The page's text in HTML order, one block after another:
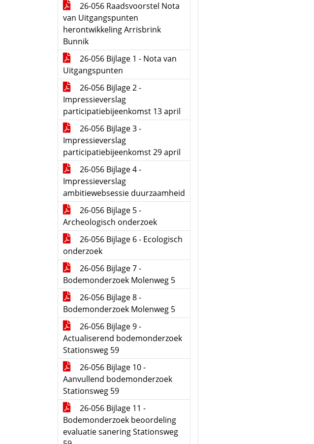
26-056 Raadsvoorstel Nota
van Uitgangspunten
herontwikkeling Arrisbrink
Bunnik
26-056 Bijlage 1 - Nota van
Uitgangspunten
26-056 Bijlage 2 -
Impressieverslag
participatiebijeenkomst 13 april
26-056 Bijlage 3 -
Impressieverslag
participatiebijeenkomst 29 april
26-056 Bijlage 4 -
Impressieverslag
ambitiewebsessie duurzaamheid
26-056 Bijlage 5 -
Archeologisch onderzoek
26-056 Bijlage 6 - Ecologisch
onderzoek
26-056 Bijlage 7 -
Bodemonderzoek Molenweg 5
26-056 Bijlage 8 -
Bodemonderzoek Molenweg 5
26-056 Bijlage 9 -
Actualiserend bodemonderzoek
Stationsweg 59
26-056 Bijlage 10 -
Aanvullend bodemonderzoek
Stationsweg 59
26-056 Bijlage 11 -
Bodemonderzoek beoordeling
evaluatie sanering Stationsweg